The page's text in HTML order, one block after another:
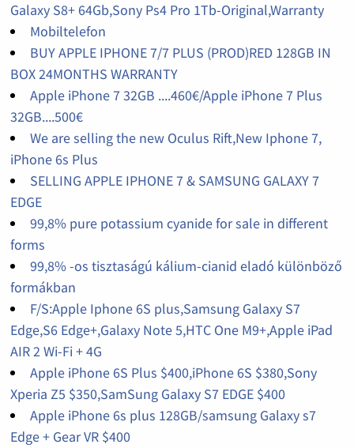
Galaxy S8+ 64Gb,Sony Ps4 Pro 1Tb-Original,Warranty
Mobiltelefon
BUY APPLE IPHONE 7/7 PLUS (PROD)RED 128GB IN
BOX 24MONTHS WARRANTY
Apple iPhone 7 32GB ....460€/Apple iPhone 7 Plus
32GB....500€
We are selling the new Oculus Rift,New Iphone 7,
iPhone 6s Plus
SELLING APPLE IPHONE 7 & SAMSUNG GALAXY 7
EDGE
99,8% pure potassium cyanide for sale in different
forms
99,8% -os tisztaságú kálium-cianid eladó különböző
formákban
F/S:Apple Iphone 6S plus,Samsung Galaxy S7
Edge,S6 Edge+,Galaxy Note 5,HTC One M9+,Apple iPad
AIR 2 Wi-Fi + 4G
Apple iPhone 6S Plus $400,iPhone 6S $380,Sony
Xperia Z5 $350,SamSung Galaxy S7 EDGE $400
Apple iPhone 6s plus 128GB/samsung Galaxy s7
Edge + Gear VR $400